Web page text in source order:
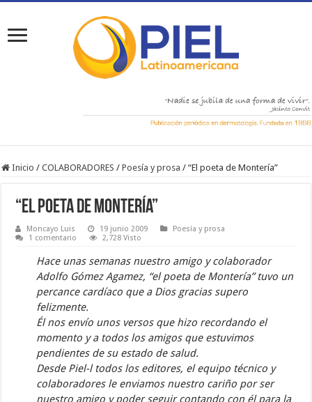
Inicio / COLABORADORES / Poesí­a y prosa / “El poeta de Montería”
“El poeta de Montería”
Moncayo Luis 19 junio 2009
Poesí­a y prosa
1 comentario
2,728 Visto
Hace unas semanas nuestro amigo y colaborador
Adolfo Gómez Agamez, “el poeta de Montería” tuvo un
percance cardíaco que a Dios gracias supero
felizmente.
Él nos envío unos versos que hizo recordando el
momento y a todos los amigos que estuvimos
pendientes de su estado de salud.
Desde Piel-l todos los editores, el equipo técnico y
colaboradores le enviamos nuestro cariño por ser
nuestro amigo y poder seguir contando con él para la